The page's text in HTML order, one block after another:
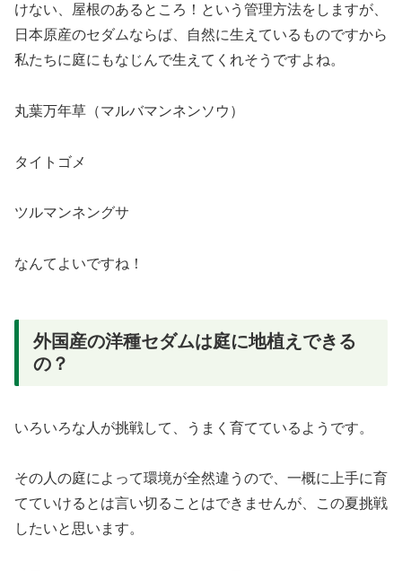
けない、屋根のあるところ！という管理方法をしますが、
日本原産のセダムならば、自然に生えているものですから
私たちに庭にもなじんで生えてくれそうですよね。
丸葉万年草（マルバマンネンソウ）
タイトゴメ
ツルマンネングサ
なんてよいですね！
外国産の洋種セダムは庭に地植えできる
の？
いろいろな人が挑戦して、うまく育てているようです。
その人の庭によって環境が全然違うので、一概に上手に育
てていけるとは言い切ることはできませんが、この夏挑戦
したいと思います。